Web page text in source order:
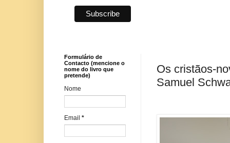
Os cristãos-
Samuel
Formulário de
Contacto (mencione o
nome do livro que
pretende)
Nome
Email *